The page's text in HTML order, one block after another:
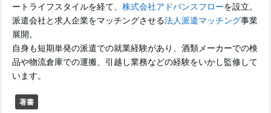
ートライフスタイルを経て、 株式会社アドバンスフローを設立。
派遣会社と求人企業をマッチングさせる法人派遣マッチング事業
展開。
自身も短期単発の派遣での就業経験があり、酒類メーカーでの検
品や物流倉庫での運搬、引越し業務などの経験をいかし監修して
います。
著書